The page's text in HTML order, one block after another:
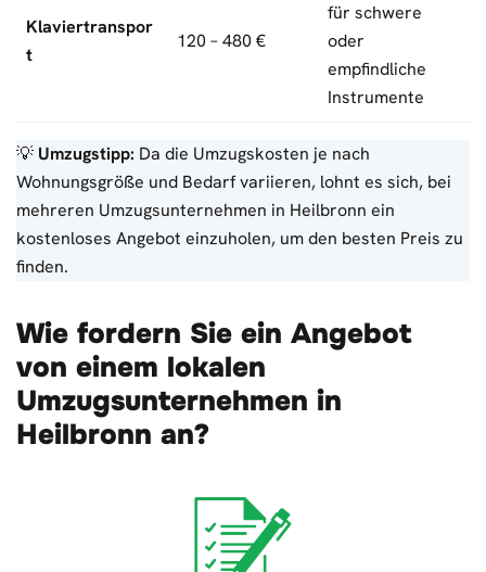
Klaviertranspor
t
120 – 480 €
für schwere
oder
empfindliche
Instrumente
💡 Umzugstipp: Da die Umzugskosten je nach
Wohnungsgröße und Bedarf variieren, lohnt es sich, bei
mehreren Umzugsunternehmen in Heilbronn ein
kostenloses Angebot einzuholen, um den besten Preis zu
finden.
Wie fordern Sie ein Angebot
von einem lokalen
Umzugsunternehmen in
Heilbronn an?